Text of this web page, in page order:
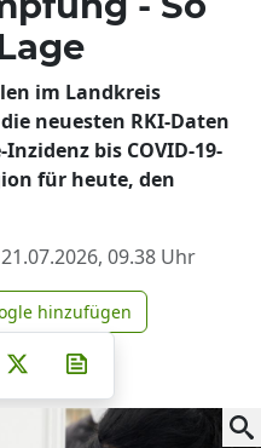
im Landkreis
neuesten RKI-Daten
bis COVID-19-
für heute, den
21.07.2026, 09.38 Uhr
zu Google
hinzufügen
Facebook
auf Whatsapp
Teilen auf Telegram
Pinterest
E-Mail teilen
Post auf X